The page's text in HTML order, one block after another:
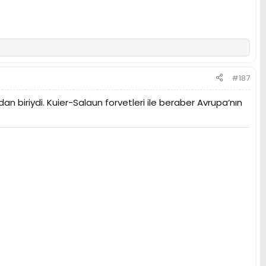
#187
biriydi. Kuier-Salaun forvetleri ile beraber Avrupa’nın